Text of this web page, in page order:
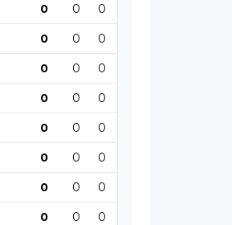
0 0 0
0 0 0
0 0 0
0 0 0
0 0 0
0 0 0
0 0 0
0 0 0